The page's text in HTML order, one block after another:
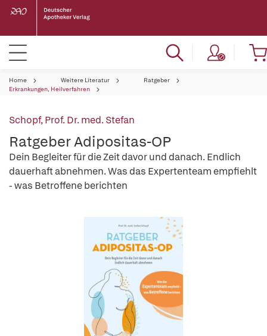
Home Weitere Literatur
Ratgeber
Erkrankungen, Heilverfahren
Schopf, Prof. Dr. med. Stefan
Ratgeber Adipositas-OP
Dein Begleiter für die Zeit davor und danach. Endlich
dauerhaft abnehmen. Was das Expertenteam empfiehlt
- was Betroffene berichten